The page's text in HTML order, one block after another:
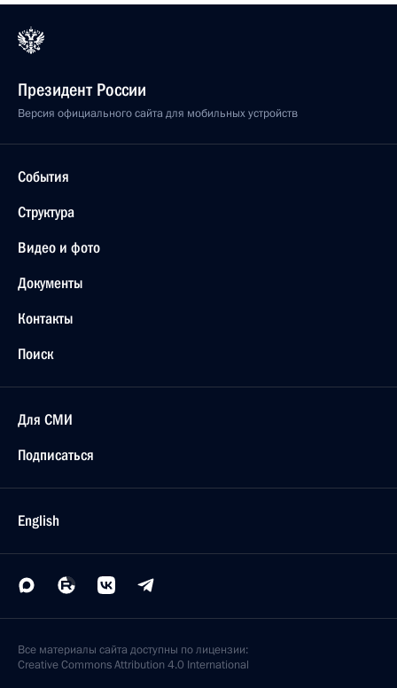
Президент России
Версия официального сайта для мобильных устройств
События
Структура
Видео и фото
Документы
Контакты
Поиск
Для СМИ
Подписаться
English
Все материалы сайта доступны по лицензии:
Creative Commons Attribution 4.0 International